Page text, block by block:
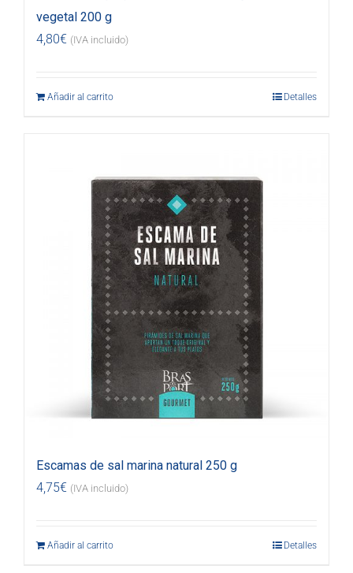
vegetal 200 g
4,80€ (IVA incluido)
Añadir al carrito Detalles
Escamas de sal marina natural 250 g
4,75€ (IVA incluido)
Añadir al carrito Detalles